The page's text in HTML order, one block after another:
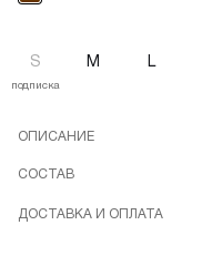
S
подписка
M L
ОПИСАНИЕ
СОСТАВ
ДОСТАВКА И ОПЛАТА